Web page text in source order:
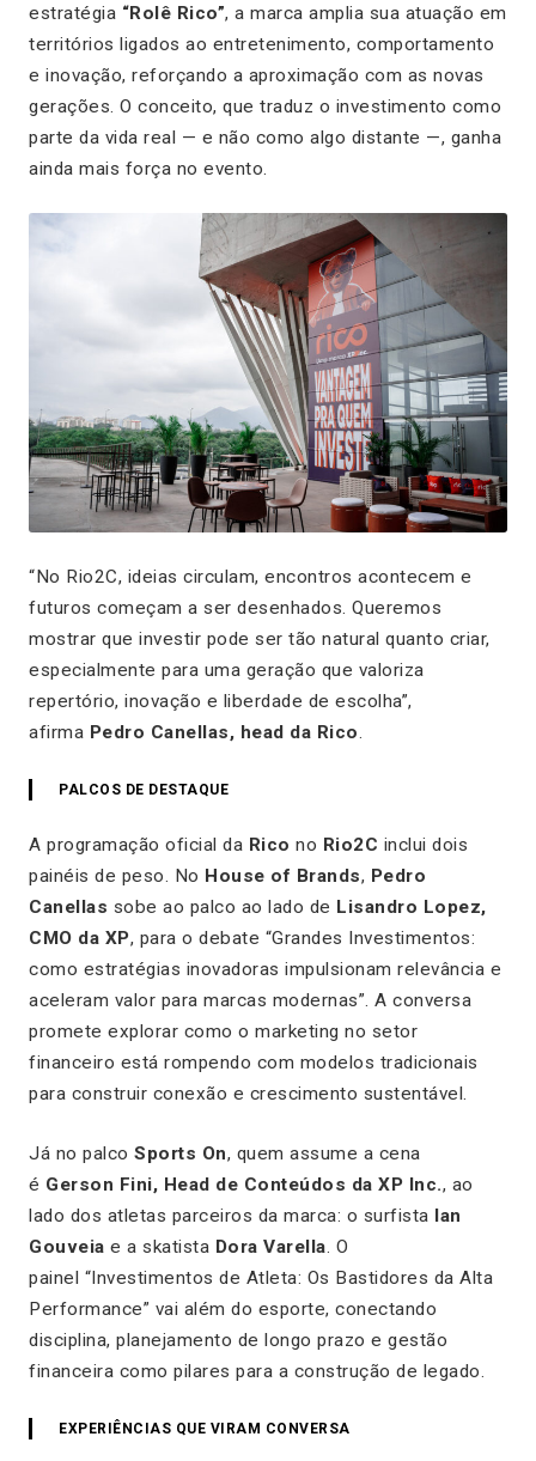
estratégia “Rolê Rico”, a marca amplia sua atuação em
territórios ligados ao entretenimento, comportamento
e inovação, reforçando a aproximação com as novas
gerações. O conceito, que traduz o investimento como
parte da vida real — e não como algo distante —, ganha
ainda mais força no evento.
“No Rio2C, ideias circulam, encontros acontecem e
futuros começam a ser desenhados. Queremos
mostrar que investir pode ser tão natural quanto criar,
especialmente para uma geração que valoriza
repertório, inovação e liberdade de escolha”,
afirma Pedro Canellas, head da Rico.
PALCOS DE DESTAQUE
A programação oficial da Rico no Rio2C inclui dois
painéis de peso. No House of Brands, Pedro
Canellas sobe ao palco ao lado de Lisandro Lopez,
CMO da XP, para o debate “Grandes Investimentos:
como estratégias inovadoras impulsionam relevância e
aceleram valor para marcas modernas”. A conversa
promete explorar como o marketing no setor
financeiro está rompendo com modelos tradicionais
para construir conexão e crescimento sustentável.
Já no palco Sports On, quem assume a cena
é Gerson Fini, Head de Conteúdos da XP Inc., ao
lado dos atletas parceiros da marca: o surfista Ian
Gouveia e a skatista Dora Varella. O
painel “Investimentos de Atleta: Os Bastidores da Alta
Performance” vai além do esporte, conectando
disciplina, planejamento de longo prazo e gestão
financeira como pilares para a construção de legado.
EXPERIÊNCIAS QUE VIRAM CONVERSA